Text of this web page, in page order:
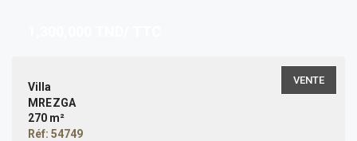
VENTE
Villa
MREZGA
270 m²
Réf: 54749